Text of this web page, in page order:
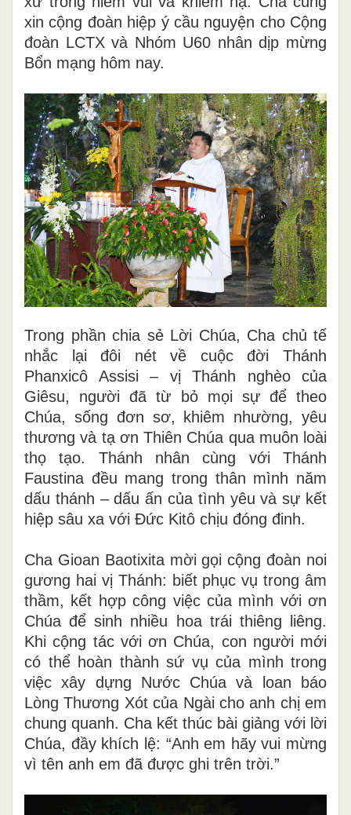
xin cộng đoàn hiệp ý cầu nguyện cho Cộng
đoàn LCTX và Nhóm U60 nhân dịp mừng
Bổn mạng hôm nay.
Trong phần chia sẻ Lời Chúa, Cha chủ tế
nhắc lại đôi nét về cuộc đời Thánh
Phanxicô Assisi – vị Thánh nghèo của
Giêsu, người đã từ bỏ mọi sự để theo
Chúa, sống đơn sơ, khiêm nhường, yêu
thương và tạ ơn Thiên Chúa qua muôn loài
thọ tạo. Thánh nhân cùng với Thánh
Faustina đều mang trong thân mình năm
dấu thánh – dấu ấn của tình yêu và sự kết
hiệp sâu xa với Đức Kitô chịu đóng đinh.
Cha Gioan Baotixita mời gọi cộng đoàn noi
gương hai vị Thánh: biết phục vụ trong âm
thầm, kết hợp công việc của mình với ơn
Chúa để sinh nhiều hoa trái thiêng liêng.
Khi cộng tác với ơn Chúa, con người mới
có thể hoàn thành sứ vụ của mình trong
việc xây dựng Nước Chúa và loan báo
Lòng Thương Xót của Ngài cho anh chị em
chung quanh. Cha kết thúc bài giảng với lời
Chúa, đầy khích lệ: “Anh em hãy vui mừng
vì tên anh em đã được ghi trên trời.”